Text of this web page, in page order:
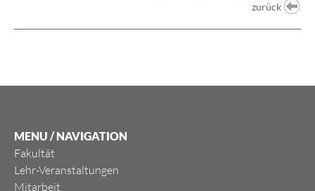
zurück
MENU / NAVIGATION
Fakultät
Lehr-Veranstaltungen
Mitarbeit